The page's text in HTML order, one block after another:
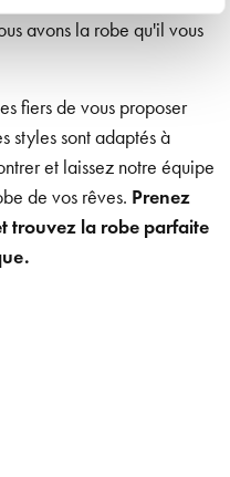
avons la robe qu'il vous
fiers de vous proposer
styles sont adaptés à
et laissez notre équipe
de vos rêves. Prenez
trouvez la robe parfaite